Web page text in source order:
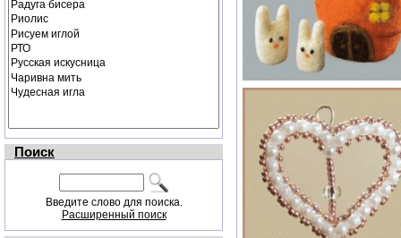
Поиск
Введите слово для поиска.
Расширенный поиск